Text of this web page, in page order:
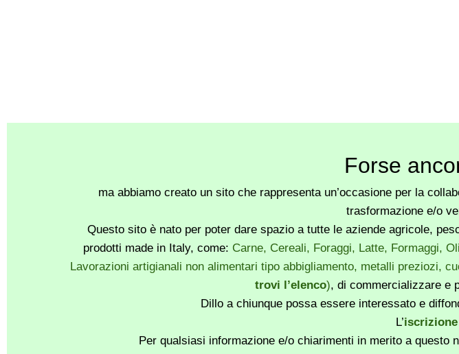
Forse
ma abbiamo creato un sito che rappresenta un’occasione per la
trasformazione e/o
Questo sito è nato per poter dare spazio a tutte le aziende agricole,
prodotti made in Italy, come: Carne, Cereali, Foraggi, Latte, Formaggi,
Lavorazioni artigianali non alimentari tipo abbigliamento, metalli preziozi,
trovi l’elenco), di commercializzare e
Dillo a chiunque possa essere interessato e
L’iscrizione
Per qualsiasi informazione e/o chiarimenti in merito a questo